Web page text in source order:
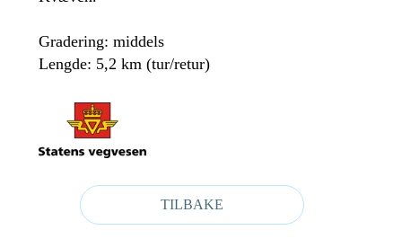
Gradering: middels
Lengde: 5,2 km (tur/retur)